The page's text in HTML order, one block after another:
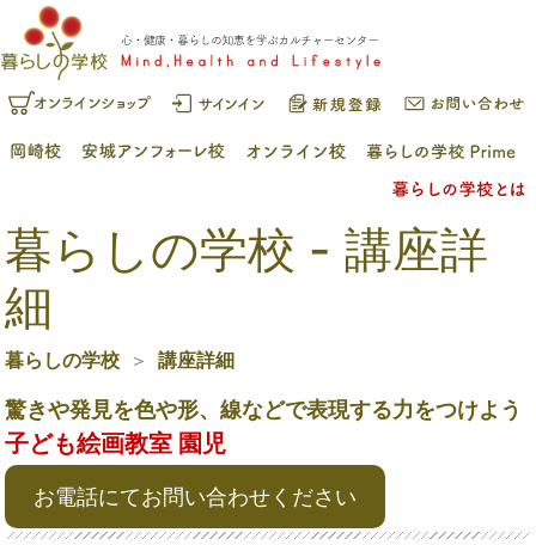
暮らしの学校 - 講座詳
細
暮らしの学校 講座詳細
驚きや発見を色や形、線などで表現する力をつけよう
子ども絵画教室 園児
お電話にてお問い合わせください